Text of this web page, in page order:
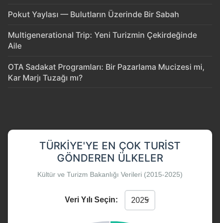
Pokut Yaylası — Bulutların Üzerinde Bir Sabah
Multigenerational Trip: Yeni Turizmin Çekirdeğinde
Aile
OTA Sadakat Programları: Bir Pazarlama Mucizesi mi,
Kar Marjı Tuzağı mı?
TÜRKIYE'YE EN ÇOK TURIST
GÖNDEREN ÜLKELER
Kültür ve Turizm Bakanlığı Verileri (2015-2025)
Veri Yılı Seçin: